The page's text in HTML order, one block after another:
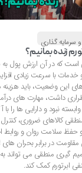
گذاری
بمانیم؟
که در آن ارزش پول به
با سرعت زیادی افزایش
وضعیت، باید هزینه های
داشت، مهارت های درآمدزا
نبود و دارایی ها را با
ضروری، کنترل بدهی
سلامت روان و روابط
در برابر بحران های
منطقی می تواند به
کمک کند.